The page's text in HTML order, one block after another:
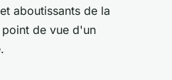
aboutissants de la
de vue d'un